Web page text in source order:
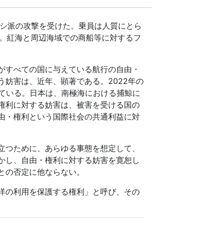
派の攻撃を受けた。乗員は人質にとら
紅海と周辺海域での商船等に対するフ
べての国に与えている航行の自由・
害は、近年、顕著である。 2022年の
いる。日本は、南極海における捕鯨に
利に対する妨害は、被害を受ける国の
・権利という国際社会の共通利益に対
ために、あらゆる事態を想定して、
、自由・権利に対する妨害を寛恕し
否定に他ならない。
の利用を保護する権利」と呼び、その